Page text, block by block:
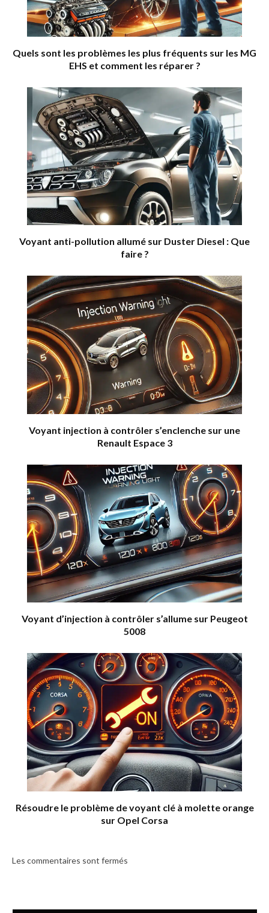
Quels sont les problèmes les plus fréquents sur les MG
EHS et comment les réparer ?
Voyant anti-pollution allumé sur Duster Diesel : Que
faire ?
Voyant injection à contrôler s’enclenche sur une
Renault Espace 3
Voyant d’injection à contrôler s’allume sur Peugeot
5008
Résoudre le problème de voyant clé à molette orange
sur Opel Corsa
Les commentaires sont fermés